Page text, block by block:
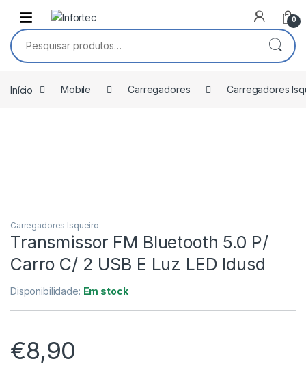
Saltar para navegação
Pular para o conteúdo
0
Pesquisar por:
Início Mobile Carregadores Carregadores
Carregadores Isqueiro
Transmissor FM Bluetooth 5.0 P/
Carro C/ 2 USB E Luz LED Idusd
Disponibilidade: Em stock
€8,90